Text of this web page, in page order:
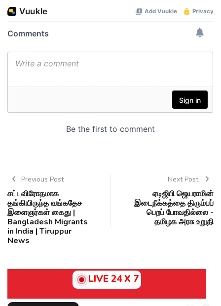
Previous Post
சட்டவிரோதமாக
தங்கியிருந்த வங்கதேச
இளைஞர்கள் கைது |
Bangladesh Migrants
in India | Tiruppur
News
Next Post
ஏடிஜிபி ஜெயராமின்
இடைநீக்கத்தை திரும்பப்
பெறப் போவதில்லை -
தமிழக அரசு உறுதி
LIVE 24 X 7